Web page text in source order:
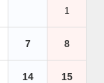
1
7 8
14 15